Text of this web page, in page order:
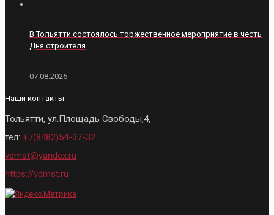
В Тольятти состоялось торжественное мероприятие в честь
Дня строителя
07.08.2026
Наши контакты
Тольятти, ул.Площадь Свободы,4,
тел: +7(8482)54-37-32
vdmst@yandex.ru
https://vdmst.ru